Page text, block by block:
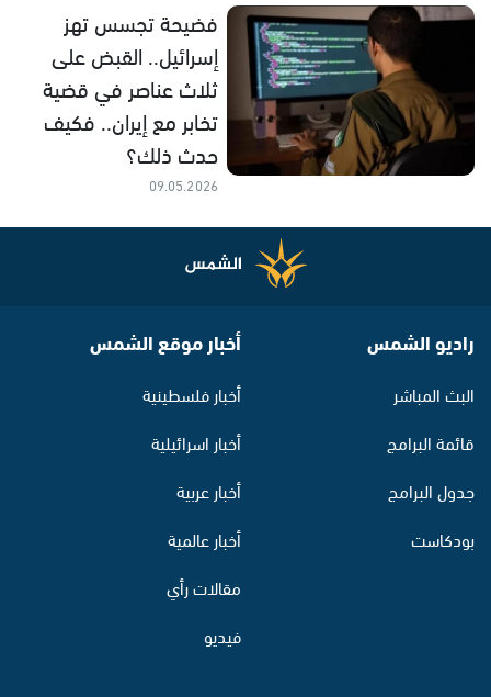
فضيحة تجسس تهز
إسرائيل.. القبض على
ثلاث عناصر في قضية
تخابر مع إيران.. فكيف
حدث ذلك؟
09.05.2026
راديو الشمس
البث المباشر
قائمة البرامج
جدول البرامج
بودكاست
أخبار موقع الشمس
أخبار فلسطينية
أخبار اسرائيلية
أخبار عربية
أخبار عالمية
مقالات رأي
فيديو